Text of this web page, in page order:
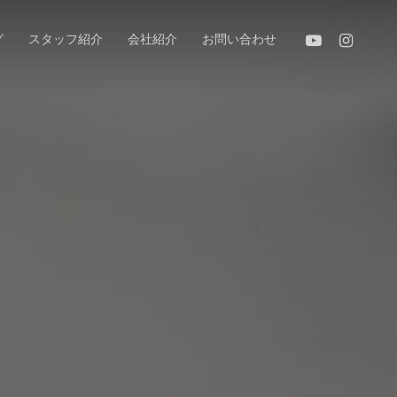
スタッフ紹介 会社紹介 お問い合わせ youtube instagram